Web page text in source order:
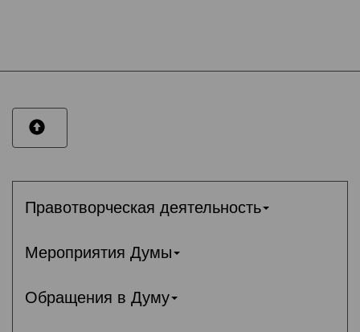
Правотворческая деятельность
Мероприятия Думы
Обращения в Думу